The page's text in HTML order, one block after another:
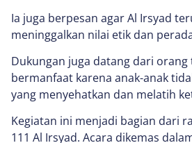
Ia juga berpesan agar Al Irsyad
meninggalkan nilai etik dan
Dukungan juga datang dari orang
bermanfaat karena anak-anak
yang menyehatkan dan melatih
Kegiatan ini menjadi bagian dari
111 Al Irsyad. Acara dikemas